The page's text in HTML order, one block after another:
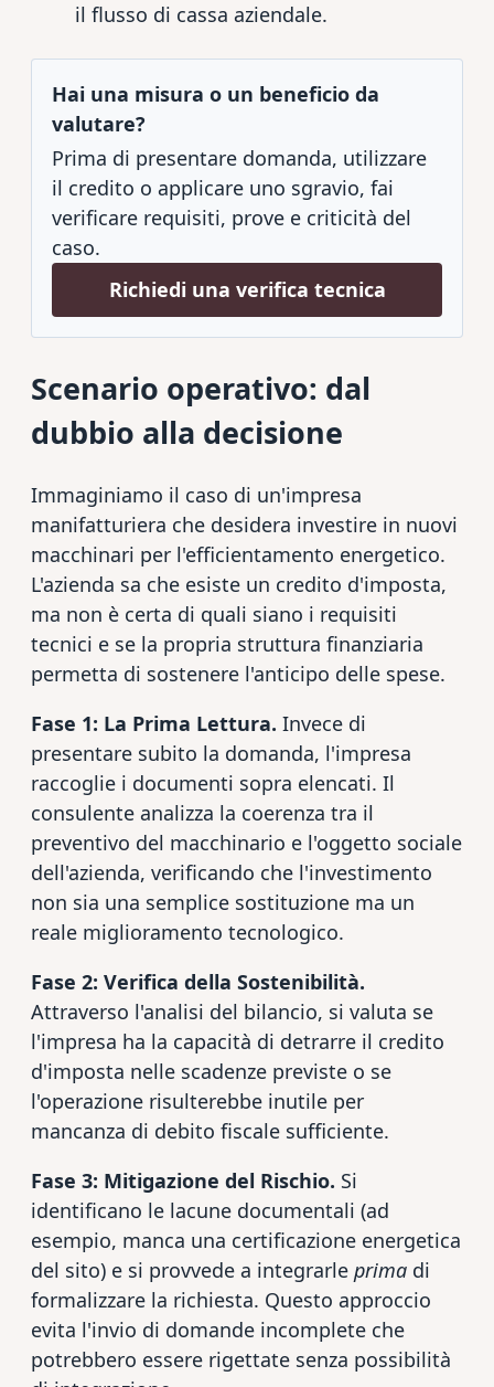
il flusso di cassa aziendale.
Hai una misura o un beneficio da
valutare?
Prima di presentare domanda, utilizzare
il credito o applicare uno sgravio, fai
verificare requisiti, prove e criticità del
caso.
Richiedi una verifica tecnica
Scenario operativo: dal
dubbio alla decisione
Immaginiamo il caso di un'impresa
manifatturiera che desidera investire in nuovi
macchinari per l'efficientamento energetico.
L'azienda sa che esiste un credito d'imposta,
ma non è certa di quali siano i requisiti
tecnici e se la propria struttura finanziaria
permetta di sostenere l'anticipo delle spese.
Fase 1: La Prima Lettura. Invece di
presentare subito la domanda, l'impresa
raccoglie i documenti sopra elencati. Il
consulente analizza la coerenza tra il
preventivo del macchinario e l'oggetto sociale
dell'azienda, verificando che l'investimento
non sia una semplice sostituzione ma un
reale miglioramento tecnologico.
Fase 2: Verifica della Sostenibilità.
Attraverso l'analisi del bilancio, si valuta se
l'impresa ha la capacità di detrarre il credito
d'imposta nelle scadenze previste o se
l'operazione risulterebbe inutile per
mancanza di debito fiscale sufficiente.
Fase 3: Mitigazione del Rischio. Si
identificano le lacune documentali (ad
esempio, manca una certificazione energetica
del sito) e si provvede a integrarle prima di
formalizzare la richiesta. Questo approccio
evita l'invio di domande incomplete che
potrebbero essere rigettate senza possibilità